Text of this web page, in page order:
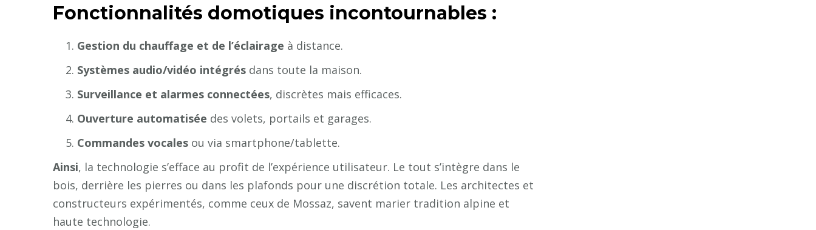
Fonctionnalités domotiques incontournables :
Gestion du chauffage et de l’éclairage à distance.
Systèmes audio/vidéo intégrés dans toute la maison.
Surveillance et alarmes connectées, discrètes mais efficaces.
Ouverture automatisée des volets, portails et garages.
Commandes vocales ou via smartphone/tablette.
Ainsi, la technologie s’efface au profit de l’expérience utilisateur. Le tout s’intègre dans le
bois, derrière les pierres ou dans les plafonds pour une discrétion totale. Les architectes et
constructeurs expérimentés, comme ceux de Mossaz, savent marier tradition alpine et
haute technologie.